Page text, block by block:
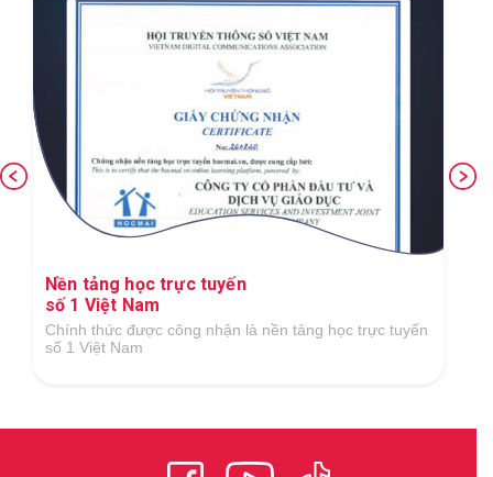
Nền tảng học trực tuyến
số 1 Việt Nam
Chính thức được công nhận là nền tảng học trực tuyến
số 1 Việt Nam